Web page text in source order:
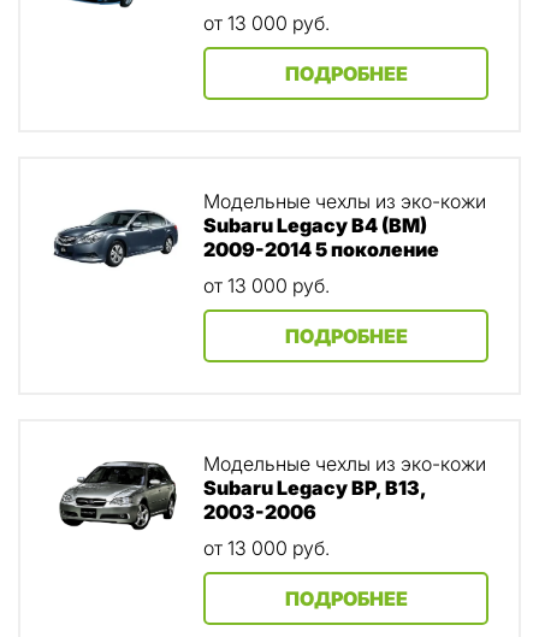
от 13 000 руб.
ПОДРОБНЕЕ
Модельные чехлы из эко-кожи
Subaru Legacy B4 (BM)
2009-2014 5 поколение
от 13 000 руб.
ПОДРОБНЕЕ
Модельные чехлы из эко-кожи
Subaru Legacy BP, B13,
2003-2006
от 13 000 руб.
ПОДРОБНЕЕ